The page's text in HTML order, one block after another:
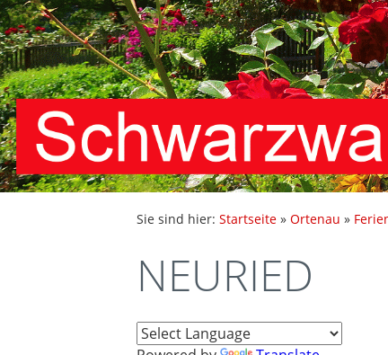
Sie sind hier: Startseite » Ortenau »
NEURIED